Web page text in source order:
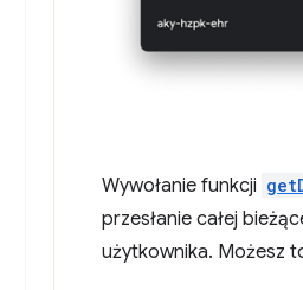
Wywołanie funkcji
przesłanie całej
użytkownika. Możesz